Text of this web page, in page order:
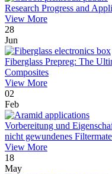
Research Progress and
View More
28
Jun
Fiberglass Prepreg: The
Composites
View More
02
Feb
Vorbereitung und
nicht gewundenes
View More
18
May